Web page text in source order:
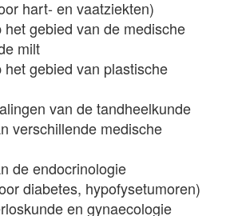
hart- en vaatziekten)
gebied van de medische
milt
gebied van plastische
van de tandheelkunde
verschillende medische
de endocrinologie
diabetes, hypofysetumoren)
en gynaecologie